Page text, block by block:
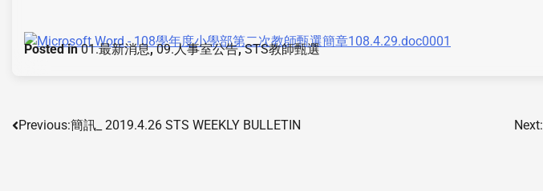
Posted in01.最新消息,09.人事室公告,STS教師甄選
Previous:簡訊_ 2019.4.26 STS WEEKLY BULLETIN Next: